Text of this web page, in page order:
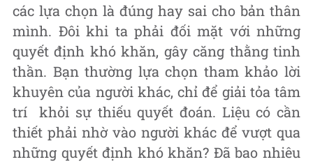
các lựa chọn là đúng hay sai cho bản thân
mình. Đôi khi ta phải đối mặt với những
quyết định khó khăn, gây căng thằng tinh
thần. Bạn thường lựa chọn tham khảo lời
khuyên của người khác, chỉ để giải tỏa tâm
trí khỏi sự thiếu quyết đoán. Liệu có cần
thiết phải nhờ vào người khác để vượt qua
những quyết định khó khăn? Đã bao nhiêu